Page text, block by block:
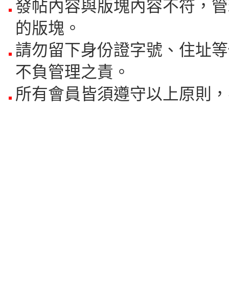
發帖內容與版塊內容不符，
的版塊。
請勿留下身份證字號、住址
不負管理之責。
所有會員皆須遵守以上原則